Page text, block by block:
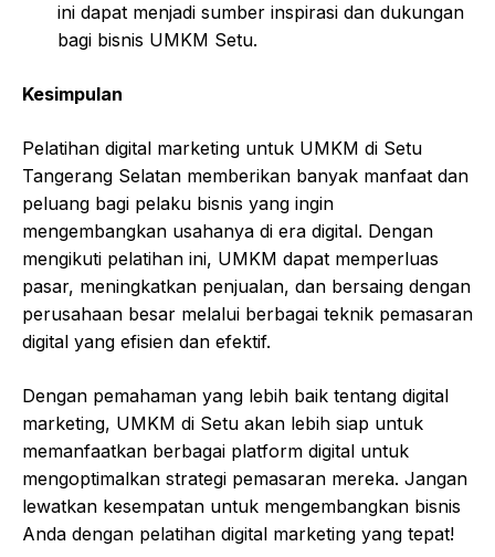
ini dapat menjadi sumber inspirasi dan dukungan
bagi bisnis UMKM Setu.
Kesimpulan
Pelatihan digital marketing untuk UMKM di Setu
Tangerang Selatan memberikan banyak manfaat dan
peluang bagi pelaku bisnis yang ingin
mengembangkan usahanya di era digital. Dengan
mengikuti pelatihan ini, UMKM dapat memperluas
pasar, meningkatkan penjualan, dan bersaing dengan
perusahaan besar melalui berbagai teknik pemasaran
digital yang efisien dan efektif.
Dengan pemahaman yang lebih baik tentang digital
marketing, UMKM di Setu akan lebih siap untuk
memanfaatkan berbagai platform digital untuk
mengoptimalkan strategi pemasaran mereka. Jangan
lewatkan kesempatan untuk mengembangkan bisnis
Anda dengan pelatihan digital marketing yang tepat!